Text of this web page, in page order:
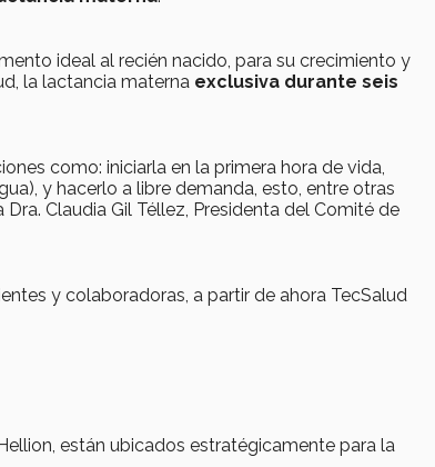
ideal al recién nacido, para su crecimiento y
la lactancia materna exclusiva durante seis
como: iniciarla en la primera hora de vida,
y hacerlo a libre demanda, esto, entre otras
Claudia Gil Téllez, Presidenta del Comité de
y colaboradoras, a partir de ahora TecSalud
están ubicados estratégicamente para la